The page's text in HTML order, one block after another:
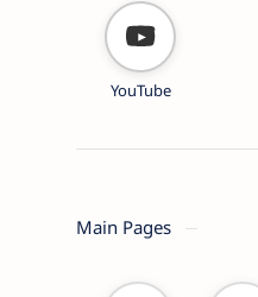
YouTube
Main Pages